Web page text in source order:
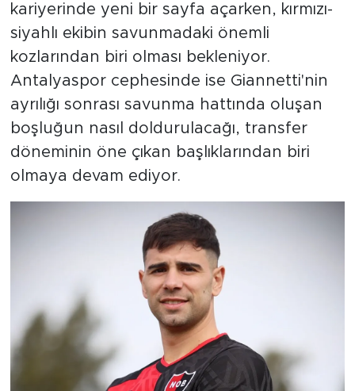
kariyerinde yeni bir sayfa açarken, kırmızı-
siyahlı ekibin savunmadaki önemli
kozlarından biri olması bekleniyor.
Antalyaspor cephesinde ise Giannetti'nin
ayrılığı sonrası savunma hattında oluşan
boşluğun nasıl doldurulacağı, transfer
döneminin öne çıkan başlıklarından biri
olmaya devam ediyor.